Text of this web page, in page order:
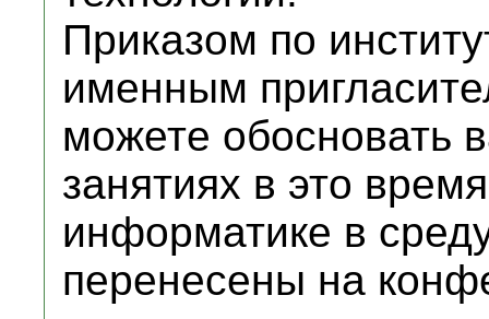
Приказом по
именным
можете обосновать
занятиях в это
информатике в
перенесены на